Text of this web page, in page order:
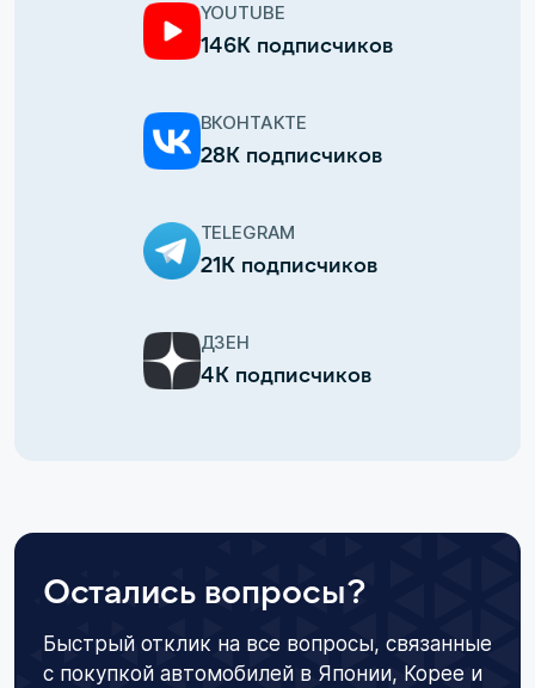
YOUTUBE
146К подписчиков
ВКОНТАКТЕ
28К подписчиков
TELEGRAM
21К подписчиков
ДЗЕН
4К подписчиков
Остались вопросы?
Быстрый отклик на все вопросы, связанные
с покупкой автомобилей в Японии, Корее и